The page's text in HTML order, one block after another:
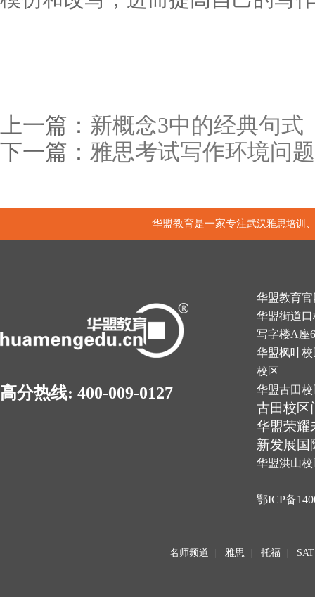
上一篇： 新概念3中的经典句式
下一篇： 雅思考试写作环境问
华盟教育是一家专注武汉雅思培训
高分热线: 400-009-0127
华盟教育官
华盟街道
写字楼A座
华盟枫叶
校区
华盟古田
古田校区
华盟荣耀
新发展国
华盟洪山
鄂ICP备
名师频道 雅思 托福 SAT